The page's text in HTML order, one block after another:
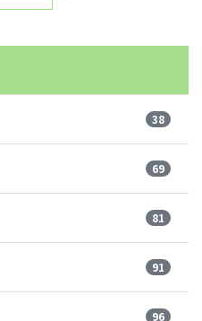
38
69
81
91
96